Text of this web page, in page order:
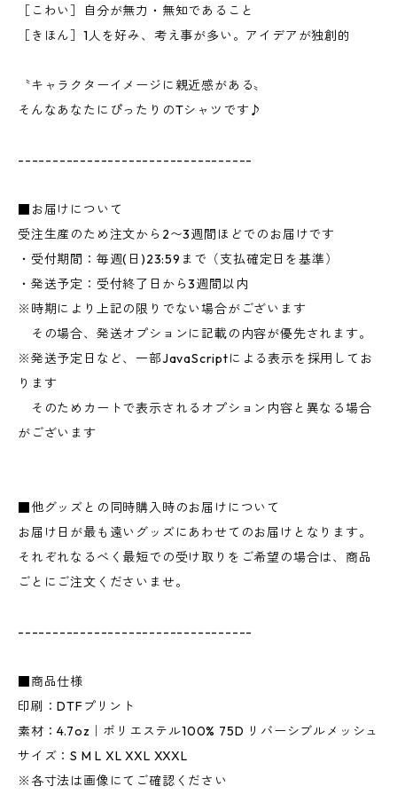
［こわい］自分が無力・無知であること
［きほん］1人を好み、考え事が多い。アイデアが独創的
〝キャラクターイメージに親近感がある〟
そんなあなたにぴったりのTシャツです♪
----------------------------------
■お届けについて
受注生産のため注文から2〜3週間ほどでのお届けです
・受付期間：毎週(日)23:59まで（支払確定日を基準）
・発送予定：受付終了日から3週間以内
※時期により上記の限りでない場合がございます
その場合、発送オプションに記載の内容が優先されます。
※発送予定日など、一部JavaScriptによる表示を採用してお
ります
そのためカートで表示されるオプション内容と異なる場合
がございます
■他グッズとの同時購入時のお届けについて
お届け日が最も遠いグッズにあわせてのお届けとなります。
それぞれなるべく最短での受け取りをご希望の場合は、商品
ごとにご注文くださいませ。
----------------------------------
■商品仕様
印刷：DTFプリント
素材：4.7oz｜ポリエステル100% 75D リバーシブルメッシュ
サイズ：S M L XL XXL XXXL
※各寸法は画像にてご確認ください